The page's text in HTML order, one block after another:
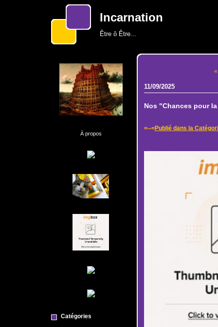
Incarnation
Être ô Être...
À propos
Catégories
11/09/2025
Nos "Chances pour
=--=Publié dans la